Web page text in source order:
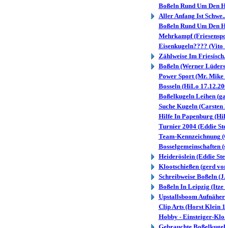
Boßeln Rund Um Den
Aller Anfang Ist
Boßeln Rund Um Den
Mehrkampf
Eisenkugeln???? (Vito
Zählweise Im
Boßeln (Werner
Power Sport (Mr. Mike
Bosseln (HiLo
Boßelkugeln Leihen
Suche Kugeln (Carsten
Hilfe In Papenburg
Turnier 2004 (Eddie
Team-Kennzeichnung
Bosselgemeinschaften
Heideröslein (Eddie
Klootschießen (gerd
Schreibweise Boßeln
Boßeln In Leipzig (Itze
Upstallsboom
Clip Arts (Horst Klein
Hobby - Einsteiger-